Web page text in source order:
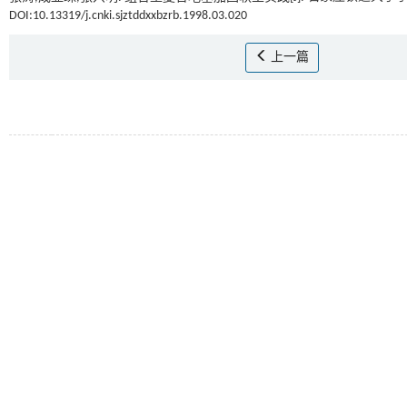
DOI:10.13319/j.cnki.sjztddxxbzrb.1998.03.020
上一篇